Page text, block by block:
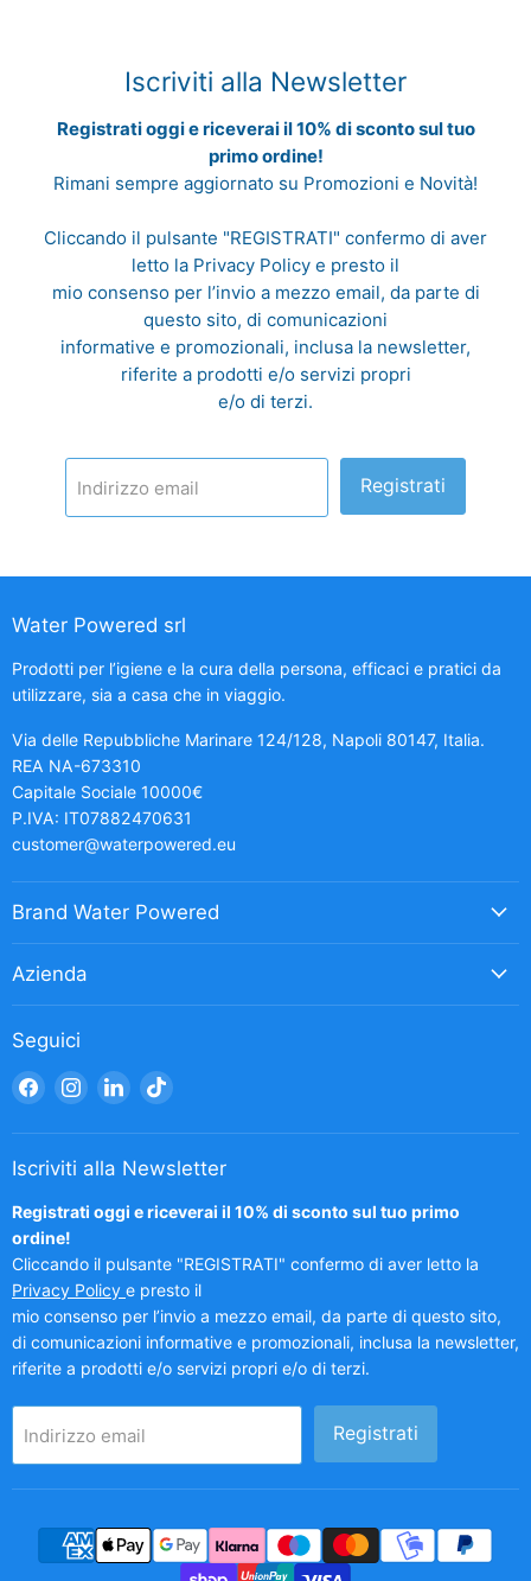
Iscriviti alla Newsletter
Registrati oggi e riceverai il 10% di sconto sul tuo
primo ordine!
Rimani sempre aggiornato su Promozioni e Novità!
Cliccando il pulsante "REGISTRATI" confermo di aver
letto la Privacy Policy e presto il
mio consenso per l’invio a mezzo email, da parte di
questo sito, di comunicazioni
informative e promozionali, inclusa la newsletter,
riferite a prodotti e/o servizi propri
e/o di terzi.
Indirizzo email Registrati
Water Powered srl
Prodotti per l’igiene e la cura della persona, efficaci e pratici da
utilizzare, sia a casa che in viaggio.
Via delle Repubbliche Marinare 124/128, Napoli 80147, Italia.
REA NA-673310
Capitale Sociale 10000€
P.IVA: IT07882470631
customer@waterpowered.eu
Brand Water Powered
Azienda
Seguici
Trovaci
Facebook
Trovaci
Instagram
Trovaci
LinkedIn
Trovaci
TikTok
Iscriviti alla Newsletter
Registrati oggi e riceverai il 10% di sconto sul tuo primo
ordine!
Cliccando il pulsante "REGISTRATI" confermo di aver letto la
Privacy Policy e presto il
mio consenso per l’invio a mezzo email, da parte di questo sito,
di comunicazioni informative e promozionali, inclusa la newsletter,
riferite a prodotti e/o servizi propri e/o di terzi.
Indirizzo email Registrati